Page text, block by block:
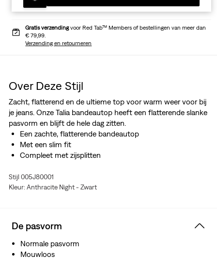
Gratis verzendingvoor Red Tab™ Members of bestellingen van meer dan
€ 79,99.
Verzending en retourneren
Over Deze Stijl
Zacht, flatterend en de ultieme top voor warm weer voor bij
je jeans. Onze Talia bandeautop heeft een flatterende slanke
pasvorm en blijft de hele dag zitten.
Een zachte, flatterende bandeautop
Met een slim fit
Compleet met zijsplitten
Stijl 005J80001
Kleur: Anthracite Night - Zwart
De pasvorm
Normale pasvorm
Mouwloos